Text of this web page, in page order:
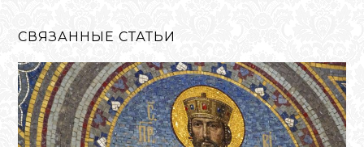
СВЯЗАННЫЕ СТАТЬИ